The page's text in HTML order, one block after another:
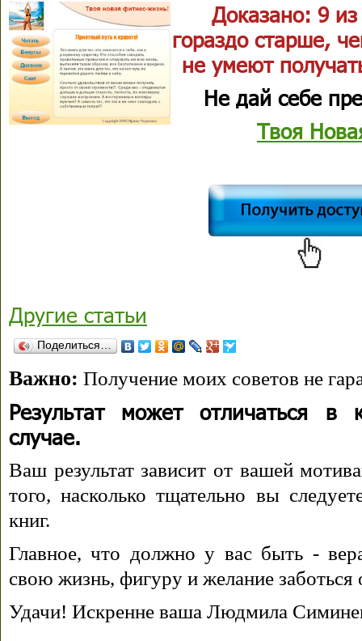
Доказано: 9
гораздо старше,
не умеют
Не дай себе
Твоя
Другие статьи
Поделиться…
Важно: Получение моих советов не
Результат может отличаться в
случае.
Ваш результат зависит от вашей
того, насколько тщательно вы
книг.
Главное, что должно у вас быть -
свою жизнь, фигуру и желание заботься
Удачи! Искренне ваша Людмила